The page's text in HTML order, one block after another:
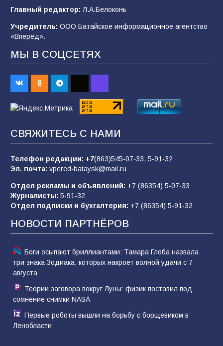
2026 года
101 03.08.2026
В Батайске продолжаются дорожные работы
98 04.08.2026
пропагандистский вброс
«Слухами Москву не возьмёшь»: почему
заявления Киева о мобилизации — это
отчаяние, а не разведка
81 02.08.2026
Главный редактор: Л.А.Белоконь
Учредитель: ООО Батайское информационное агентство
«Вперёд».
МЫ В СОЦСЕТЯХ
СВЯЖИТЕСЬ С НАМИ
Телефон редакции: +7(863)545-07-33, 5-91-32
Эл. почта: vpered-bataysk@mail.ru
Отдел рекламы и объявлений: +7 (86354) 5-07-33
Журналисты: 5-91-32
Отдел подписки и бухгалтерия: +7 (86354) 5-91-32
НОВОСТИ ПАРТНЁРОВ
Боги осыпают бриллиантами: Тамара Глоба назвала
три знака Зодиака, которых накроет волной удачи с 7
августа
Теории заговора вокруг Луны: физик поставил под
сомнение снимки NASA
Первые роботы вышли на борьбу с борщевиком в
Ленобласти